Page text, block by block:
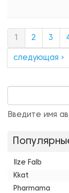
2 3
следующая ›
Введите имя
Ilze Falb
Kkat
Pharmama